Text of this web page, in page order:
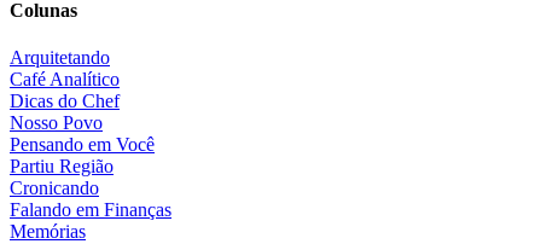
Colunas
Arquitetando
Café Analítico
Dicas do Chef
Nosso Povo
Pensando em Você
Partiu Região
Cronicando
Falando em Finanças
Memórias